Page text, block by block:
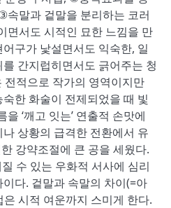
속말과 겉말을 분리하는 코러
면서도 시적인 묘한 느낌을 만
구가 낯설면서도 익숙한, 일
간지럽히면서도 긁어주는 청
적으로 작가의 영역이지만
한 화술이 전제되었을 때 빛
‘깨고 잇는’ 연출적 손맛에
상황의 급격한 전환에서 유
강약조절에 큰 공을 세웠다.
수 있는 우화적 서사에 심리
다. 겉말과 속말의 차이(=아
시적 여운까지 스미게 한다.